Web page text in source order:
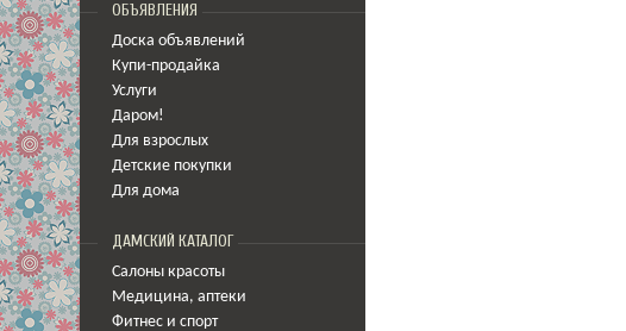
ОБЪЯВЛЕНИЯ
Доска объявлений
Купи-продайка
Услуги
Даром!
Для взрослых
Детские покупки
Для дома
ДАМСКИЙ КАТАЛОГ
Салоны красоты
Медицина, аптеки
Фитнес и спорт